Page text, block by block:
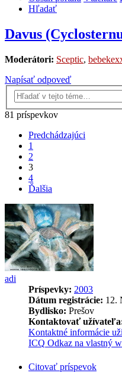
Hľadať
Davus
Moderátori: Sceptic,
Napísať odpoveď
81 príspevkov
Predchádzajúci
1
2
3
4
Ďalšia
adi
Príspevky: 2003
Dátum registrácie: 12.
Bydlisko: Prešov
Kontaktovať
Kontaktné informácie
ICQ Odkaz na vlastný
Citovať príspevok